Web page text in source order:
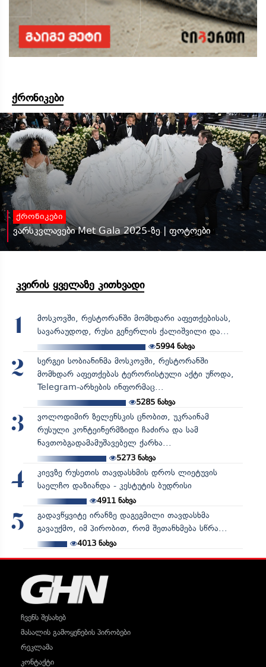
ქრონიკები
ქრონიკები
ვარსკვლავები Met Gala 2025-ზე | ფოტოები
კვირის ყველაზე კითხვადი
1
მოსკოვში, რესტორანში მომხდარი აფეთქებისას,
სავარაუდოდ, რუსი გენერლის ქალიშვილი და...
5994ნახვა
2
სერგეი სობიანინმა მოსკოვში, რესტორანში
მომხდარ აფეთქებას ტერორისტული აქტი უწოდა,
Telegram-არხების ინფორმაც...
5285ნახვა
3
ვოლოდიმირ ზელენსკის ცნობით, უკრაინამ
რუსული კონტეინერმზიდი ჩაძირა და სამ
ნავთობგადამამუშავებელ ქარხა...
5273ნახვა
4
კიევზე რუსეთის თავდასხმის დროს ლიეტუვის
საელჩო დაზიანდა - კესტუტის ბუდრისი
4911ნახვა
5
გადავწყვიტე ირანზე დაგეგმილი თავდასხმა
გავაუქმო, იმ პირობით, რომ შეთანხმება სწრა...
4013ნახვა
ჩვენს შესახებ
მასალის გამოყენების პირობები
რეკლამა
კონტაქტი